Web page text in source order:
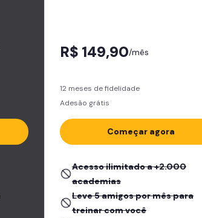
R$ 149,90/mês
12 meses de fidelidade
Adesão grátis
Começar agora
Acesso ilimitado a +2.000
academias
Leve 5 amigos por mês para
treinar com você